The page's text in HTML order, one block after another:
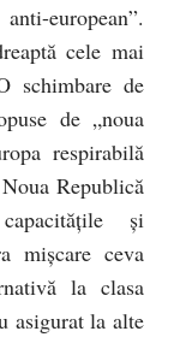
european”.
cele mai
schimbare de
de „noua
respirabilă
Republică
și
mișcare ceva
la clasa
asigurat la alte